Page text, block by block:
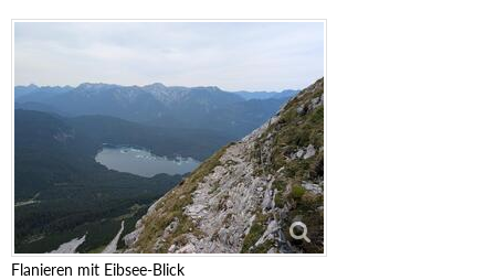
Flanieren mit Eibsee-Blick